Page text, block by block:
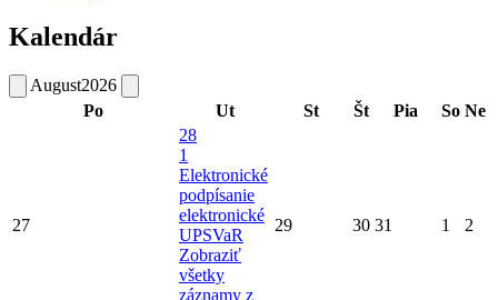
Kalendár
August2026
Po
Ut St Št Pia So Ne
27
28
1
Elektronické
podpísanie
elektronické
UPSVaR
Zobraziť
všetky
záznamy z
29 30 31 1 2